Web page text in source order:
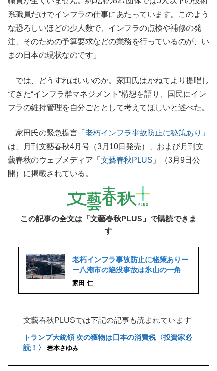
系職員だけでインフラの仕事にあたっています。このよう
な恐ろしいほどの少人数で、インフラの点検や補修の発
注、そのための予算要求などの業務を行っているのが、い
まの日本の現状なのです」
では、どうすればいいのか。家田氏はかねてより提唱し
てきた“インフラ群マネジメント”構想を語り、国民にイン
フラの維持管理を自分ごととして考えてほしいと述べた。
家田氏の緊急提言 「老朽インフラ事故防止に秘策あり」
は、月刊文藝春秋4月号（3月10日発売）、および月刊文
藝春秋のウェブメディア「 文藝春秋PLUS 」（3月9日公
開）に掲載されている。
この記事の全文は「文藝春秋PLUS」で購読できま
す
老朽インフラ事故防止に秘策ありー
ー八潮市の陥没事故は氷山の一角
家田 仁
文藝春秋PLUSでは下記の記事も読まれています
トランプ大統領 次の獲物は日本の消費税〈投資家必
読！〉 岩本さゆみ